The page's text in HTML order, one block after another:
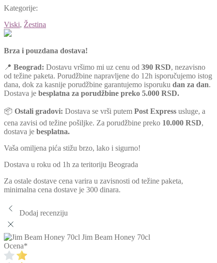
Kategorije:
Viski, Žestina
Brza i pouzdana dostava!
📍 Beograd: Dostavu vršimo mi uz cenu od 390 RSD, nezavisno
od težine paketa. Porudžbine napravljene do 12h isporučujemo istog
dana, dok za kasnije porudžbine garantujemo isporuku dan za dan.
Dostava je besplatna za porudžbine preko 5.000 RSD.
📦 Ostali gradovi: Dostava se vrši putem Post Express usluge, a
cena zavisi od težine pošiljke. Za porudžbine preko 10.000 RSD,
dostava je besplatna.
Vaša omiljena pića stižu brzo, lako i sigurno!
Dostava u roku od 1h za teritoriju Beograda
Za ostale dostave cena varira u zavisnosti od težine paketa,
minimalna cena dostave je 300 dinara.
Dodaj recenziju
Jim Beam Honey 70cl
Ocena*